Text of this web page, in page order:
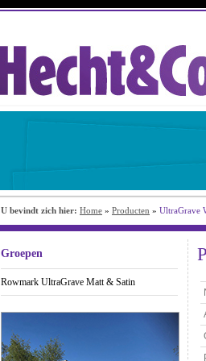
U bevindt zich hier: Home » Producten » UltraGrave
Groepen
Rowmark UltraGrave Matt & Satin